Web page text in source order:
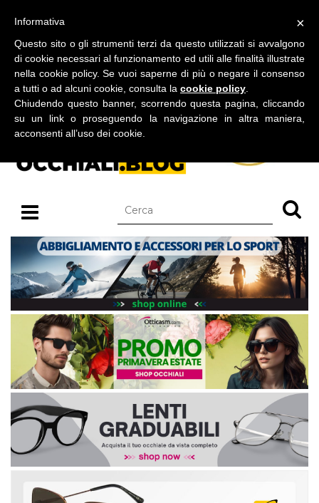
BLOG SU OCCHIALI DA SOLE E OCCHIALI DA VISTA
×
Informativa
Questo sito o gli strumenti terzi da questo utilizzati si avvalgono
di cookie necessari al funzionamento ed utili alle finalità illustrate
nella cookie policy. Se vuoi saperne di più o negare il consenso
a tutti o ad alcuni cookie, consulta la cookie policy
Chiudendo questo banner, scorrendo questa pagina, cliccando
su un link o proseguendo la navigazione in altra maniera,
acconsenti all’uso dei cookie.